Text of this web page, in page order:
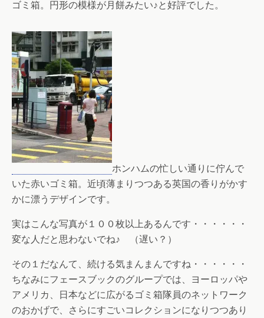
ゴミ箱。円形の模様が月餅みたい♪と好評でした。
ホンハムの忙しい通りに佇んで
いた赤いゴミ箱。近頃薄まりつつある英国の香りがかす
かに漂うデザインです。
実はこんな写真が１００枚以上あるんです・・・・・・
変な人だと思わないでね♪ （遅い？）
その１だなんて、続ける気まんまんですね・・・・・・
ちなみにフェースブックのグループでは、ヨーロッパや
アメリカ、日本などに広がるゴミ箱隊員のネットワーク
のおかげで、さらにすごいコレクションになりつつあり